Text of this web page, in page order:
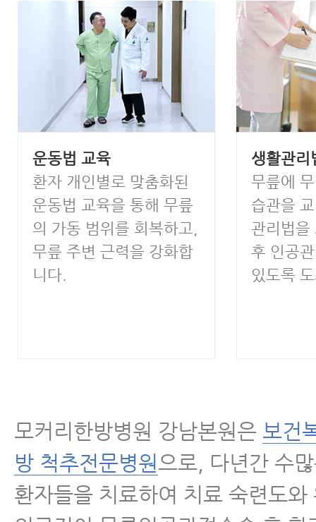
운동법 교육
환자 개인별로 맞춤화된
운동법 교육을 통해 무릎
의 가동 범위를 회복하고,
무릎 주변 근력을 강화합
니다.
생활관리
무릎에
습관을
관리법을
후 인공
있도록
모커리한방병원 강남본원은 보건
방 척추전문병원으로, 다년간 수
환자들을 치료하여 치료 숙련도와